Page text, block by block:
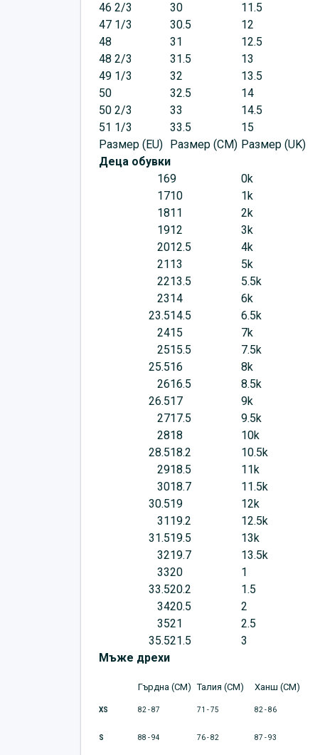
46 2/3
30
11.5
47 1/3
30.5
12
48
31
12.5
48 2/3
31.5
13
49 1/3
32
13.5
50
32.5
14
50 2/3
33
14.5
51 1/3
33.5
15
Размер (EU)
Размер (CM) Размер (UK)
Деца обувки
169
0k
1710
1k
1811
2k
1912
3k
2012.5
4k
21 13
5k
2213.5
5.5k
2314
6k
23.514.5
6.5k
2415
7k
2515.5
7.5k
25.516
8k
2616.5
8.5k
26.517
9k
2717.5
9.5k
2818
10k
28.518.2
10.5k
2918.5
11k
3018.7
11.5k
30.519
12k
31 19.2
12.5k
31.519.5
13k
3219.7
13.5k
3320
1
33.520.2
1.5
3420.5
2
3521
2.5
35.521.5
3
Мъже дрехи
Гърдна (CM) Талия (CM) Ханш (CM)
XS 82 - 87 71 - 75 82 - 86
S 88 - 94 76 - 82 87 - 93